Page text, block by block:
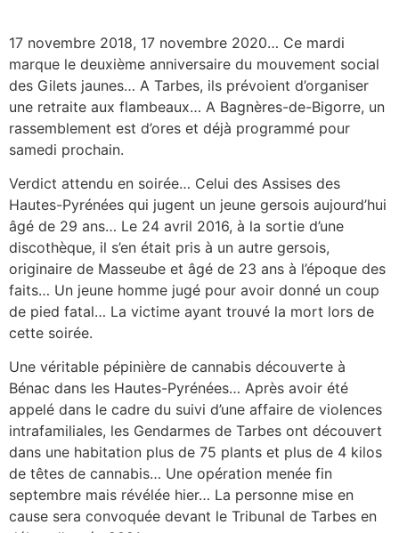
17 novembre 2018, 17 novembre 2020… Ce mardi
marque le deuxième anniversaire du mouvement social
des Gilets jaunes… A Tarbes, ils prévoient d’organiser
une retraite aux flambeaux… A Bagnères-de-Bigorre, un
rassemblement est d’ores et déjà programmé pour
samedi prochain.
Verdict attendu en soirée… Celui des Assises des
Hautes-Pyrénées qui jugent un jeune gersois aujourd’hui
âgé de 29 ans… Le 24 avril 2016, à la sortie d’une
discothèque, il s’en était pris à un autre gersois,
originaire de Masseube et âgé de 23 ans à l’époque des
faits… Un jeune homme jugé pour avoir donné un coup
de pied fatal… La victime ayant trouvé la mort lors de
cette soirée.
Une véritable pépinière de cannabis découverte à
Bénac dans les Hautes-Pyrénées… Après avoir été
appelé dans le cadre du suivi d’une affaire de violences
intrafamiliales, les Gendarmes de Tarbes ont découvert
dans une habitation plus de 75 plants et plus de 4 kilos
de têtes de cannabis… Une opération menée fin
septembre mais révélée hier… La personne mise en
cause sera convoquée devant le Tribunal de Tarbes en